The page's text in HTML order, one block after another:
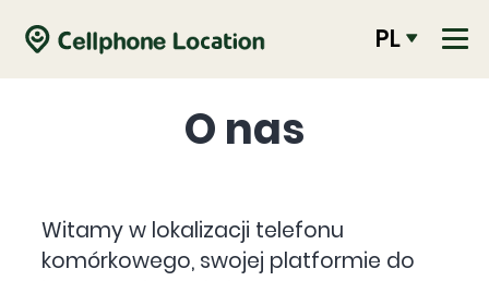
PL
O nas
Witamy w lokalizacji telefonu
komórkowego, swojej platformie do